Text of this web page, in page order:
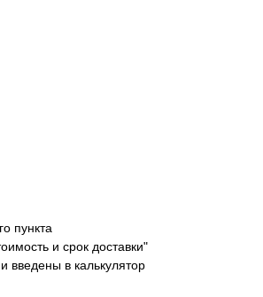
пункта
и срок доставки"
введены в калькулятор